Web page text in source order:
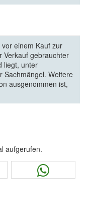
einem Kauf zur
Verkauf gebrauchter
liegt, unter
Sachmängel. Weitere
ausgenommen ist,
aufgerufen.